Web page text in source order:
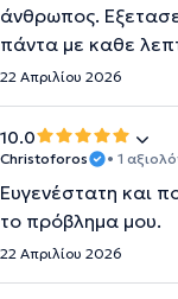
άνθρωπος.
πάντα με καθε
22 Απριλίου 2026
10.0
Christoforos • 1
Ευγενέστατη και
το πρόβλημα μου.
22 Απριλίου 2026